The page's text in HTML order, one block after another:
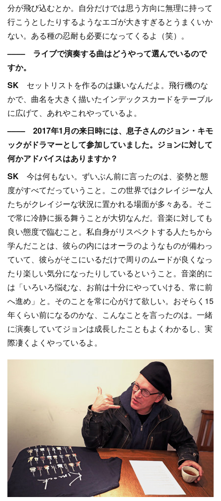
分が飛び込むとか。自分だけでは思う方向に無理に持って
行こうとしたりするようなエゴが大きすぎるとうまくいか
ない。ある種の忍耐も必要になってくるよ（笑）。
–––– ライブで演奏する曲はどうやって選んでいるので
すか。
SK セットリストを作るのは嫌いなんだよ。飛行機のな
かで、曲名を大きく描いたインデックスカードをテーブル
に広げて、あれやこれやっているよ。
–––– 2017年1月の来日時には、息子さんのジョン・キモ
ックがドラマーとして参加していました。ジョンに対して
何かアドバイスはありますか？
SK 今は何もない。ずいぶん前に言ったのは、姿勢と態
度がすべてだっていうこと。この世界ではクレイジーな人
たちがクレイジーな状況に置かれる場面が多々ある。そこ
で常に冷静に振る舞うことが大切なんだ。音楽に対しても
良い態度で臨むこと。私自身がリスペクトする人たちから
学んだことは、彼らの内にはオーラのようなものが備わっ
ていて、彼らがそこにいるだけで周りのムードが良くなっ
たり楽しい気分になったりしているということ。音楽的に
は「いろいろ悩むな、お前は十分にやっていける、常に前
へ進め」と。そのことを常に心がけて欲しい。おそらく15
年くらい前になるのかな、こんなことを言ったのは。一緒
に演奏していてジョンは成長したこともよくわかるし、実
際凄くよくやっているよ。